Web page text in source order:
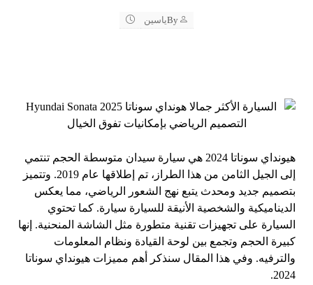
Byياسين
هيونداي سوناتا 2024 هي سيارة سيدان متوسطة الحجم تنتمي
إلى الجيل الثامن من هذا الطراز، تم إطلاقها عام 2019. وتتميز
بتصميم جديد ومحدث يتبع نهج الشعور الرياضي، مما يعكس
الديناميكية والشخصية الأنيقة للسيارة سيارة. كما تحتوي
السيارة على تجهيزات تقنية متطورة مثل الشاشة المنحنية. إنها
كبيرة الحجم وتجمع بين لوحة القيادة ونظام المعلومات
والترفيه. وفي هذا المقال سنذكر أهم مميزات هيونداي سوناتا
2024.